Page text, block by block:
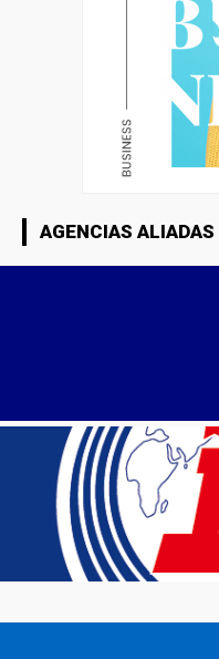
AGENCIAS ALIADAS